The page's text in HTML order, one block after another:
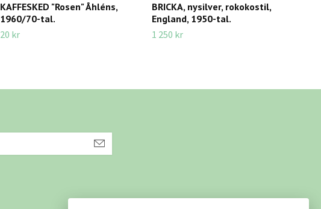
KAFFESKED "Rosen" Åhléns,
1960/70-tal.
20 kr
BRICKA, nysilver, rokokostil,
England, 1950-tal.
1 250 kr